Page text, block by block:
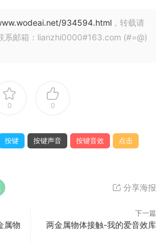
934594.html ，转载请
系邮箱：lianzhi0000#163.com (#=@)
0 0
按键 按键声音 按键音效
点击
分享海报
属物
下一篇
两金属物体接触-我的爱音效库